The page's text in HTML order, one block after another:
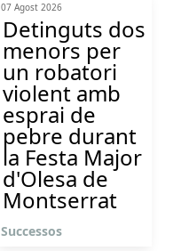
07 Agost 2026
Detinguts dos
menors per
un robatori
violent amb
esprai de
pebre durant
la Festa Major
d'Olesa de
Montserrat
Successos